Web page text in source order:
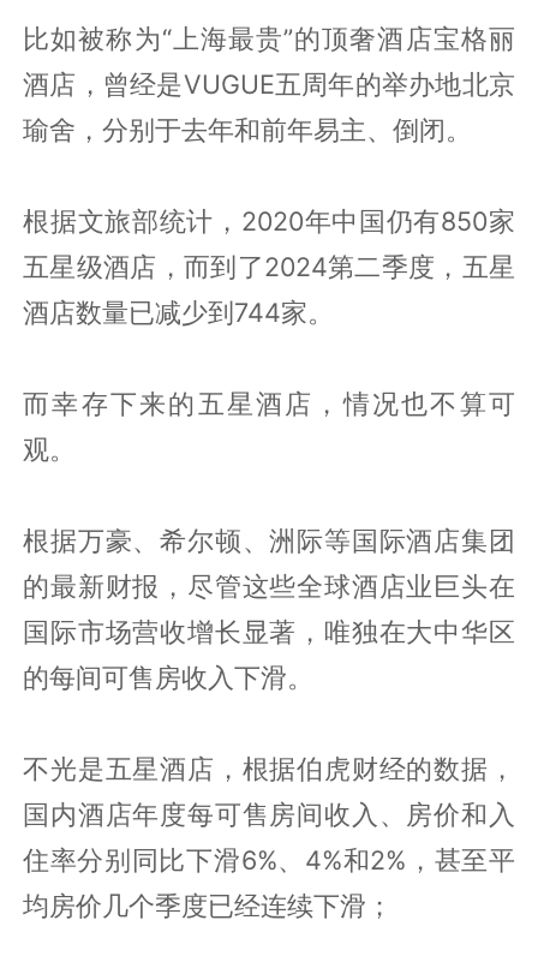
比如被称为“上海最贵”的顶奢酒店宝格丽
酒店，曾经是VUGUE五周年的举办地北京
瑜舍，分别于去年和前年易主、倒闭。
根据文旅部统计，2020年中国仍有850家
五星级酒店，而到了2024第二季度，五星
酒店数量已减少到744家。
而幸存下来的五星酒店，情况也不算可
观。
根据万豪、希尔顿、洲际等国际酒店集团
的最新财报，尽管这些全球酒店业巨头在
国际市场营收增长显著，唯独在大中华区
的每间可售房收入下滑。
不光是五星酒店，根据伯虎财经的数据，
国内酒店年度每可售房间收入、房价和入
住率分别同比下滑6%、4%和2%，甚至平
均房价几个季度已经连续下滑；